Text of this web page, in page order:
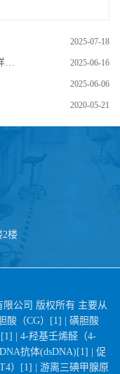
2025-07-18
2025-06-16
2025-06-06
2020-05-21
2楼
限公司 版权所有 主要从
酸（CG）[1] | 磺胆酸
| 4-羟基壬烯醛（4-
抗体(dsDNA)[1] | 促
）[1] | 游离三碘甲腺原